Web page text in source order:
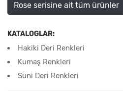
Rose serisine ait tüm ürünler
KATALOGLAR:
Hakiki Deri Renkleri
Kumaş Renkleri
Suni Deri Renkleri